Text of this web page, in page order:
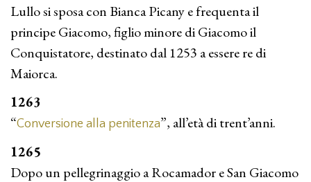
Lullo si sposa con Bianca Picany e frequenta il
principe Giacomo, figlio minore di Giacomo il
Conquistatore, destinato dal 1253 a essere re di
Maiorca.
1263
“Conversione alla penitenza”, all’età di trent’anni.
1265
Dopo un pellegrinaggio a Rocamador e San Giacomo